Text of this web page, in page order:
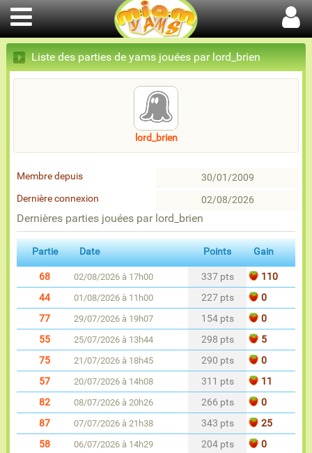
Liste des parties de yams jouées par lord_brien
lord_brien
Membre depuis
30/01/2009
Dernière connexion
02/08/2026
Dernières parties jouées par lord_brien
Partie Date Points Gain
68 02/08/2026 à 17h00 337 pts
110
44
01/08/2026 à 11h00 227 pts
0
77
29/07/2026 à 19h07 154 pts
0
55
25/07/2026 à 13h44 298 pts
5
75
21/07/2026 à 18h45 290 pts
0
57
20/07/2026 à 14h08 311 pts
11
82
08/07/2026 à 20h26 266 pts
0
87
07/07/2026 à 21h38 343 pts
25
58
06/07/2026 à 14h29 204 pts 0